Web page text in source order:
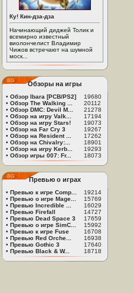
Ку! Кин-дза-дза
Начинающий диджей Толик и
всемирно известный
виолончелист Владимир
Чижов встречают на шумной
моск...
Обзоры на игры
• Обзор Ibara [PCB/PS2]
19680
• Обзор The Walking ...
20112
• Обзор DMC: Devil M...
21278
• Обзор на игру Valk...
17194
• Обзор на игру Stars!
19073
• Обзор на Far Cry 3
19267
• Обзор на Resident ...
17262
• Обзор на Chivalry:...
18901
• Обзор на игру Kerb...
19293
• Обзор игры 007: Fr... 18073
Превью о играх
• Превью к игре Comp...
19214
• Превью о игре Mage...
15769
• Превью Incredible ...
16029
• Превью Firefall
14727
• Превью Dead Space 3
17659
• Превью о игре SimC...
15992
• Превью к игре Fuse
16708
• Превью Red Orche...
16938
• Превью Gothic 3
17640
• Превью Black & W... 18718